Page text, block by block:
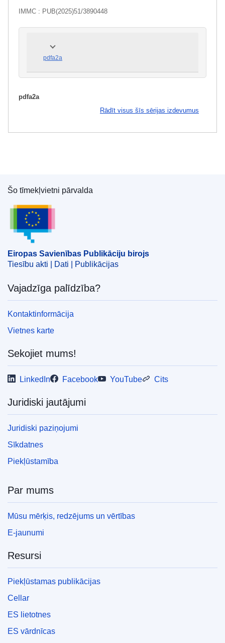
IMMC : PUB(2025)51/3890448
pdfa2a
pdfa2a
Rādīt visus šīs sērijas izdevumus
Eiropas Savienības Publikāciju birojs
Šo tīmekļvietni pārvalda
Eiropas Savienības Publikāciju birojs
Tiesību akti | Dati | Publikācijas
Vajadzīga palīdzība?
Kontaktinformācija
Vietnes karte
Sekojiet mums!
LinkedIn Facebook YouTube Cits
Juridiski jautājumi
Juridiski paziņojumi
Sīkdatnes
Piekļūstamība
Par mums
Mūsu mērķis, redzējums un vērtības
E-jaunumi
Resursi
Piekļūstamas publikācijas
Cellar
ES lietotnes
ES vārdnīcas